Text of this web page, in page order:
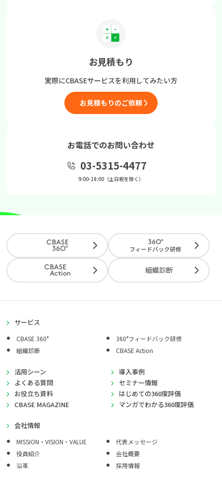
お見積もり
実際にCBASEサービスを利用してみたい方
お見積もりのご依頼
お電話でのお問い合わせ
03-5315-4477
9:00-18:00（土日祝を除く）
組織診断
サービス
CBASE 360°
360°フィードバック研修
組織診断
CBASE Action
活用シーン
導入事例
よくある質問
セミナー情報
お役立ち資料
はじめての360度評価
CBASE MAGAZINE
マンガでわかる360度評価
会社情報
MISSION・VISION・VALUE
代表メッセージ
役員紹介
会社概要
沿革
採用情報